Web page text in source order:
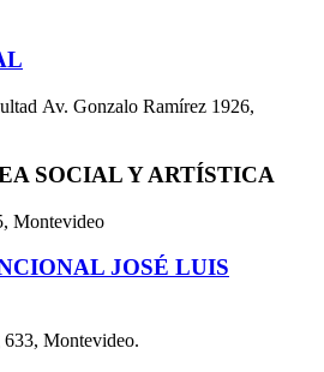
Av. Gonzalo Ramírez 1926,
SOCIAL Y ARTÍSTICA
Montevideo
JOSÉ LUIS
Montevideo.